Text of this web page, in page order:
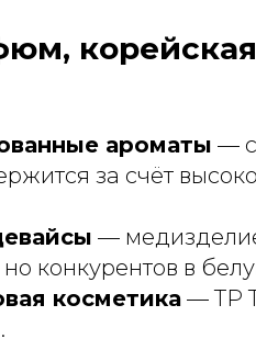
ароматы —
за счёт
—
конкурентов в
косметика — ТР